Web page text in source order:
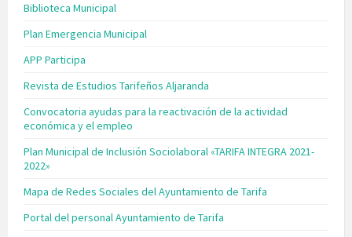
Biblioteca Municipal
Plan Emergencia Municipal
APP Participa
Revista de Estudios Tarifeños Aljaranda
Convocatoria ayudas para la reactivación de la actividad
económica y el empleo
Plan Municipal de Inclusión Sociolaboral «TARIFA INTEGRA 2021-
2022»
Mapa de Redes Sociales del Ayuntamiento de Tarifa
Portal del personal Ayuntamiento de Tarifa